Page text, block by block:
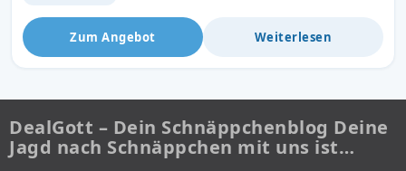
Zum Angebot Weiterlesen
DealGott – Dein Schnäppchenblog Deine
Jagd nach Schnäppchen mit uns ist…